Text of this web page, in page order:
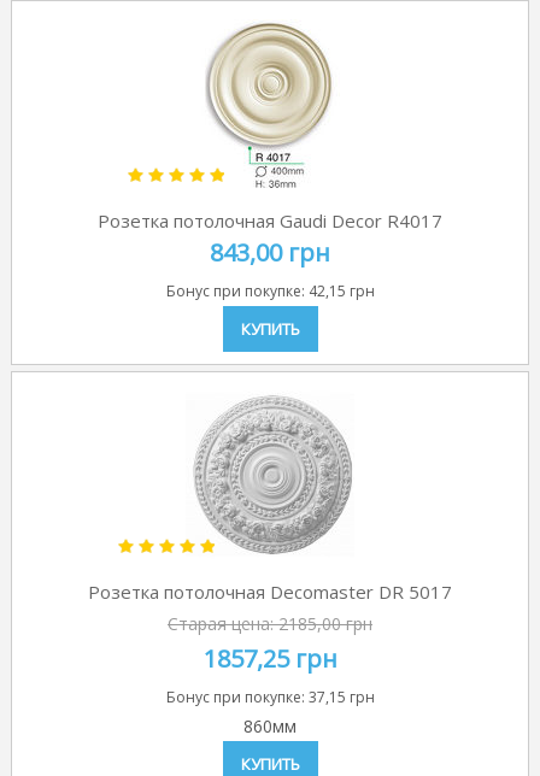
Розетка потолочная Gaudi Decor R4017
843,00 грн
Бонус при покупке: 42,15 грн
КУПИТЬ
Розетка потолочная Decomaster DR 5017
Старая цена:2185,00 грн
1857,25 грн
Бонус при покупке: 37,15 грн
860мм
КУПИТЬ